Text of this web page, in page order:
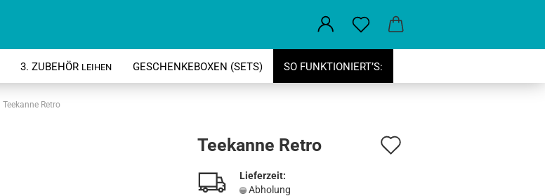
3. ZUBEHÖR LEIHEN GESCHENKEBOXEN (SETS) SO FUNKTIONIERT’S:
Teekanne Retro
Teekanne Retro
Lieferzeit:
Abholung